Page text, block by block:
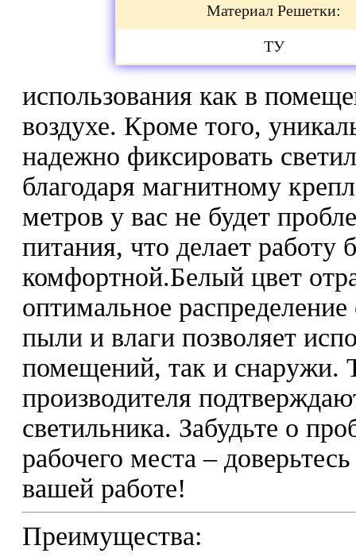
Материал Решетки:
ТУ
использования как в
воздухе. Кроме того,
надежно фиксировать
благодаря магнитному
метров у вас не будет
питания, что делает работу
комфортной.Белый цвет
оптимальное
пыли и влаги позволяет
помещений, так и снаружи.
производителя
светильника. Забудьте о
рабочего места –
вашей работе!
Преимущества: